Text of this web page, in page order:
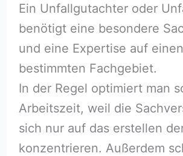
Ein Unfallgutachter oder
benötigt eine besondere
und eine Expertise auf einen
bestimmten Fachgebiet.
In der Regel optimiert man
Arbeitszeit, weil die
sich nur auf das erstellen
konzentrieren. Außerdem